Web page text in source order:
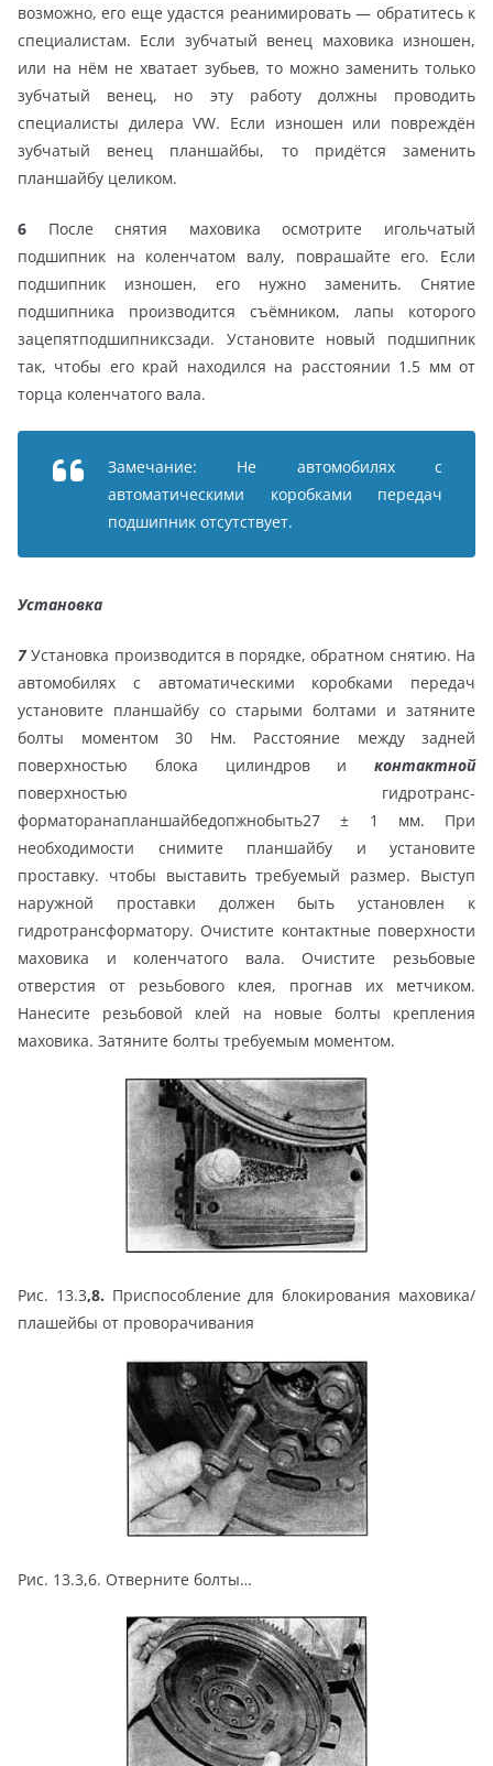
возможно, его еще удастся реанимировать — обратитесь к
специалистам. Если зубчатый венец маховика изношен,
или на нём не хватает зубьев, то можно заменить только
зубчатый венец, но эту работу должны проводить
специалисты дилера VW. Если изношен или повреждён
зубчатый венец планшайбы, то придётся заменить
планшайбу целиком.
6 После снятия маховика осмотрите игольчатый
подшипник на коленчатом валу, поврашайте его. Если
подшипник изношен, его нужно заменить. Снятие
подшипника производится съёмником, лапы которого
зацепятподшипниксзади. Установите новый подшипник
так, чтобы его край находился на расстоянии 1.5 мм от
торца коленчатого вала.
Замечание: Не автомобилях с
автоматическими коробками передач
подшипник отсутствует.
Установка
7Установка производится в порядке, обратном снятию. На
автомобилях с автоматическими коробками передач
установите планшайбу со старыми болтами и затяните
болты моментом 30 Нм. Расстояние между задней
поверхностью блока цилиндров и контактной
поверхностью гидротранс-
форматоранапланшайбедопжнобыть27 ± 1 мм. При
необходимости снимите планшайбу и установите
проставку. чтобы выставить требуемый размер. Выступ
наружной проставки должен быть установлен к
гидротрансформатору. Очистите контактные поверхности
маховика и коленчатого вала. Очистите резьбовые
отверстия от резьбового клея, прогнав их метчиком.
Нанесите резьбовой клей на новые болты крепления
маховика. Затяните болты требуемым моментом.
Рис. 13.3,8. Приспособление для блокирования маховика/
плашейбы от проворачивания
Рис. 13.3,6. Отверните болты…